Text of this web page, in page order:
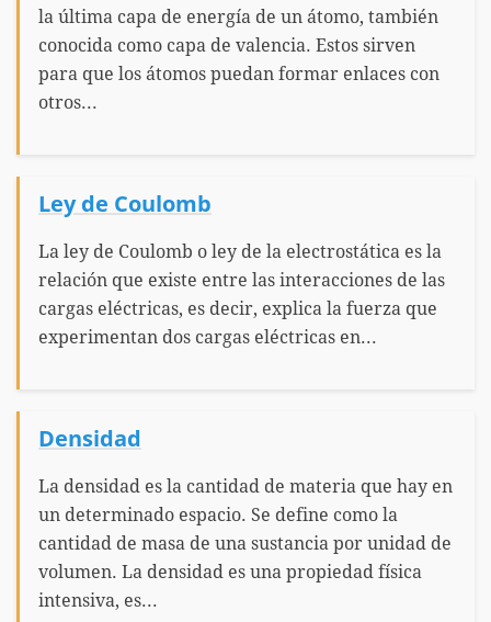
la última capa de energía de un átomo, también
conocida como capa de valencia. Estos sirven
para que los átomos puedan formar enlaces con
otros...
Ley de Coulomb
La ley de Coulomb o ley de la electrostática es la
relación que existe entre las interacciones de las
cargas eléctricas, es decir, explica la fuerza que
experimentan dos cargas eléctricas en...
Densidad
La densidad es la cantidad de materia que hay en
un determinado espacio. Se define como la
cantidad de masa de una sustancia por unidad de
volumen. La densidad es una propiedad física
intensiva, es...